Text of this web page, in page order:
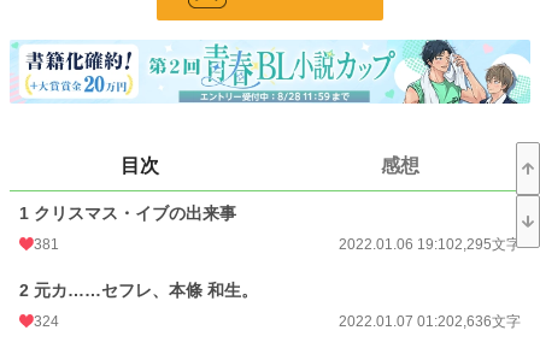
小説 11,803 位 / 228,785 件
お気に入り 3,472
24h.ポイント
更新日時
目次 感想
1 クリスマス・イブの出来事
381 2022.01.06 19:102,295文字
2 元カ……セフレ、本條 和生。
324 2022.01.07 01:202,636文字